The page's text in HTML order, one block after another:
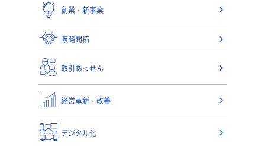
創業・新事業
販路開拓
取引あっせん
経営革新・改善
デジタル化